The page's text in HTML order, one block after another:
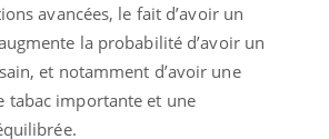
avancées, le fait d’avoir un
la probabilité d’avoir un
et notamment d’avoir une
tabac importante et une